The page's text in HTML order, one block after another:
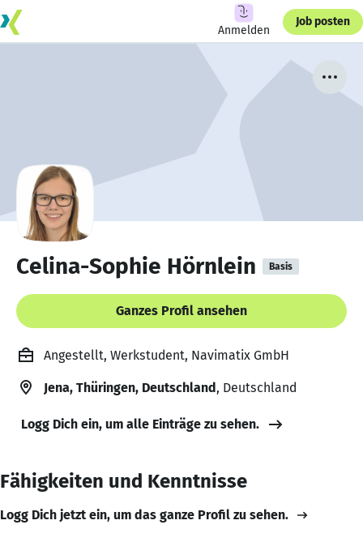
Anmelden
Job posten
Celina-Sophie Hörnlein Basis
Ganzes Profil ansehen
Angestellt, Werkstudent, Navimatix GmbH
Jena, Thüringen, Deutschland, Deutschland
Logg Dich ein, um alle Einträge zu sehen.
Fähigkeiten und Kenntnisse
Logg Dich jetzt ein, um das ganze Profil zu sehen.